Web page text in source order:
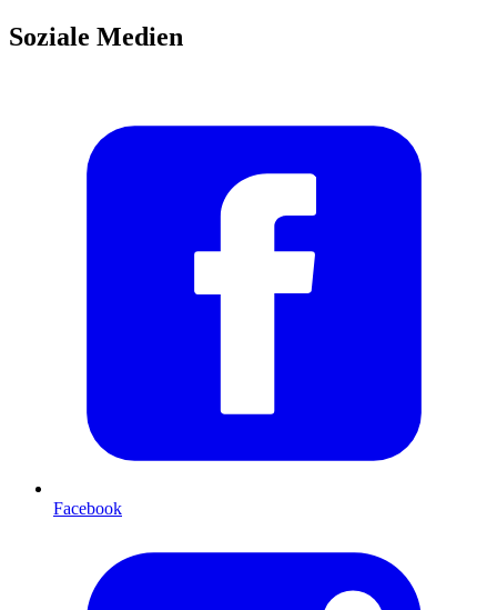
Soziale Medien
Facebook